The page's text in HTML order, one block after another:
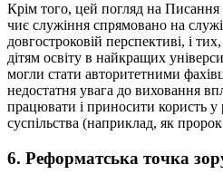
Крім того, цей погляд на
чиє служіння спрямовано на
довгостроковій перспективі, і
дітям освіту в найкращих
могли стати авторитетними
недостатня увага до виховання
працювати і приносити користь у
суспільства (наприклад, як
6. Реформатська точка